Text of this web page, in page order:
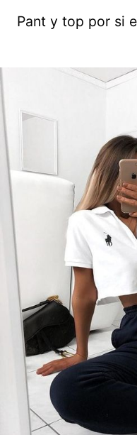
Pant y top por si